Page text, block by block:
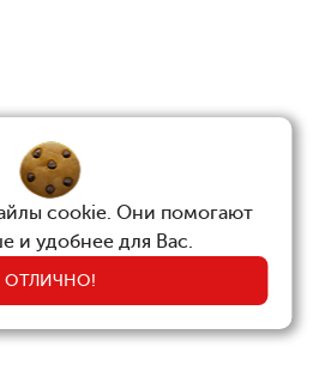
cookie. Они помогают
и удобнее для Вас.
ОТЛИЧНО!